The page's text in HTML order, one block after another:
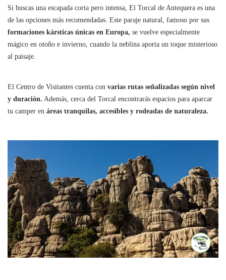
Si buscas una escapada corta pero intensa, El Torcal de Antequera es una
de las opciones más recomendadas. Este paraje natural, famoso por sus
formaciones kársticas únicas en Europa, se vuelve especialmente
mágico en otoño e invierno, cuando la neblina aporta un toque misterioso
al paisaje.
El Centro de Visitantes cuenta con varias rutas señalizadas según nivel
y duración. Además, cerca del Torcal encontrarás espacios para aparcar
tu camper en áreas tranquilas, accesibles y rodeadas de naturaleza.